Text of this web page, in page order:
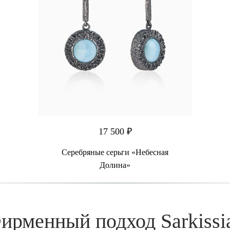
17 500 ₽
Серебряные серьги «Небесная
Долина»
подход